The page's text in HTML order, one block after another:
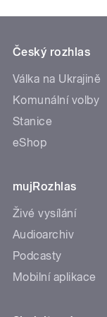
Český rozhlas
Válka na Ukrajině
Komunální volby
Stanice
eShop
mujRozhlas
Živé vysílání
Audioarchiv
Podcasty
Mobilní aplikace